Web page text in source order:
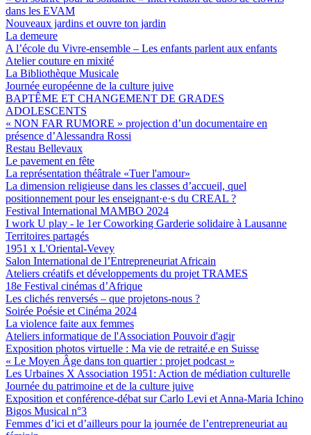
dans les EVAM
Nouveaux jardins et ouvre ton jardin
La demeure
A l’école du Vivre-ensemble – Les enfants parlent aux enfants
Atelier couture en mixité
La Bibliothèque Musicale
Journée européenne de la culture juive
BAPTÊME ET CHANGEMENT DE GRADES
ADOLESCENTS
« NON FAR RUMORE » projection d’un documentaire en
présence d’Alessandra Rossi
Restau Bellevaux
Le pavement en fête
La représentation théâtrale «Tuer l'amour»
La dimension religieuse dans les classes d’accueil, quel
positionnement pour les enseignant·e·s du CREAL ?
Festival International MAMBO 2024
I work U play - le 1er Coworking Garderie solidaire à Lausanne
Territoires partagés
1951 x L'Oriental-Vevey
Salon International de l’Entrepreneuriat Africain
Ateliers créatifs et développements du projet TRAMES
18e Festival cinémas d’Afrique
Les clichés renversés – que projetons-nous ?
Soirée Poésie et Cinéma 2024
La violence faite aux femmes
Ateliers informatique de l'Association Pouvoir d'agir
Exposition photos virtuelle : Ma vie de retraité.e en Suisse
« Le Moyen Âge dans ton quartier : projet podcast »
Les Urbaines X Association 1951: Action de médiation culturelle
Journée du patrimoine et de la culture juive
Exposition et conférence-débat sur Carlo Levi et Anna-Maria Ichino
Bigos Musical n°3
Femmes d’ici et d’ailleurs pour la journée de l’entrepreneuriat au